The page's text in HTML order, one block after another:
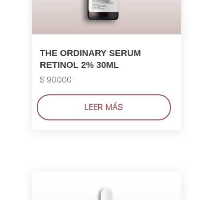
THE ORDINARY SERUM
RETINOL 2% 30ML
$ 90.000
LEER MÁS